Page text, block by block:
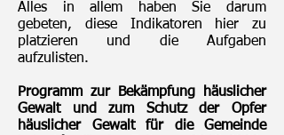
Alles in allem haben Sie darum
gebeten, diese Indikatoren hier zu
platzieren und die Aufgaben
aufzulisten.
Programm zur Bekämpfung häuslicher
Gewalt und zum Schutz der Opfer
häuslicher Gewalt für die Gemeinde